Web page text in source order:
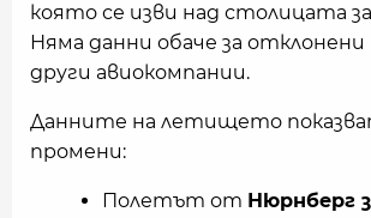
която се изви над столицата
Няма данни обаче за
други авиокомпании.
Данните на летището
промени:
Полетът от Нюрнберг